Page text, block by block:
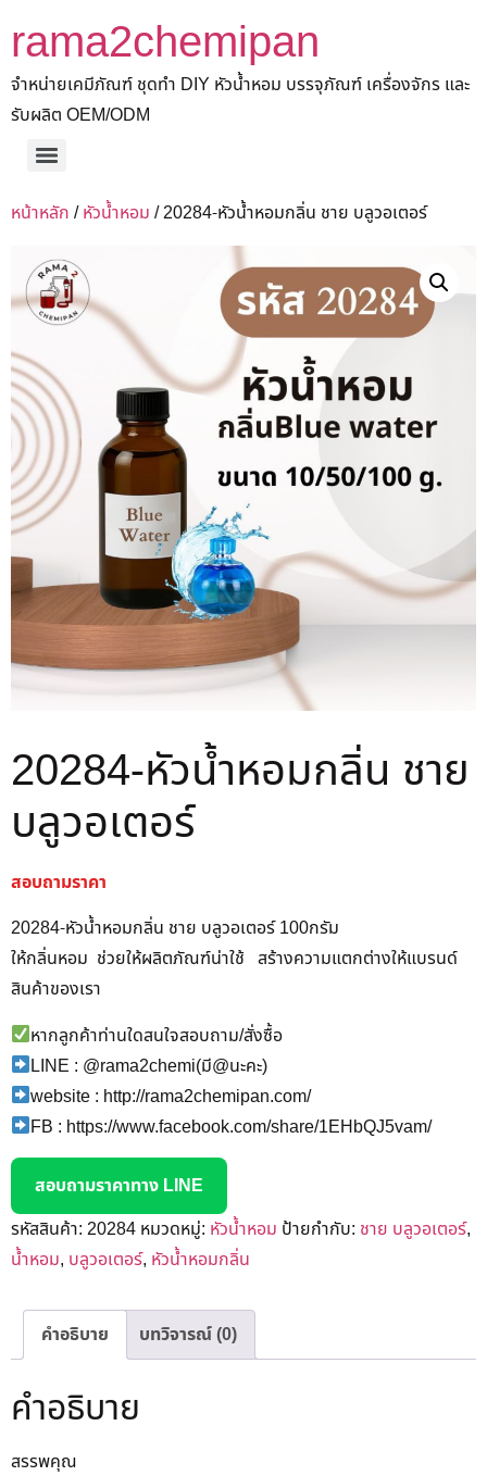
rama2chemipan
จำหน่ายเคมีภัณฑ์ ชุดทำ DIY หัวน้ำหอม บรรจุภัณฑ์ เครื่องจักร และ
รับผลิต OEM/ODM
หน้าหลัก /หัวน้ำหอม / 20284-หัวน้ำหอมกลิ่น ชาย บลูวอเตอร์
20284-หัวน้ำหอมกลิ่น ชาย
บลูวอเตอร์
สอบถามราคา
20284-หัวน้ำหอมกลิ่น ชาย บลูวอเตอร์ 100กรัม
ให้กลิ่นหอม ช่วยให้ผลิตภัณฑ์น่าใช้ สร้างความแตกต่างให้แบรนด์
สินค้าของเรา
หากลูกค้าท่านใดสนใจสอบถาม/สั่งซื้อ
LINE : @rama2chemi(มี@นะคะ)
website : http://rama2chemipan.com/
FB : https://www.facebook.com/share/1EHbQJ5vam/
สอบถามราคาทาง LINE
รหัสสินค้า: 20284 หมวดหมู่: หัวน้ำหอม ป้ายกำกับ: ชาย บลูวอเตอร์,
น้ำหอม, บลูวอเตอร์, หัวน้ำหอมกลิ่น
คำอธิบาย บทวิจารณ์ (0)
คำอธิบาย
สรรพคุณ